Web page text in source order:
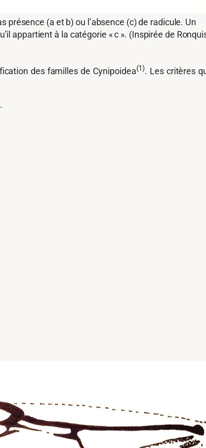
présence (a et b) ou l’absence (c) de radicule. Un
appartient à la catégorie « c ». (Inspirée de
des familles de Cynipoidea(1). Les critères